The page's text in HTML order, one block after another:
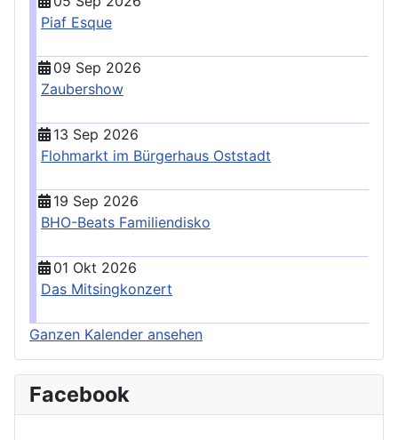
Piaf Esque
09 Sep 2026
Zaubershow
13 Sep 2026
Flohmarkt im Bürgerhaus Oststadt
19 Sep 2026
BHO-Beats Familiendisko
01 Okt 2026
Das Mitsingkonzert
Ganzen Kalender ansehen
Facebook